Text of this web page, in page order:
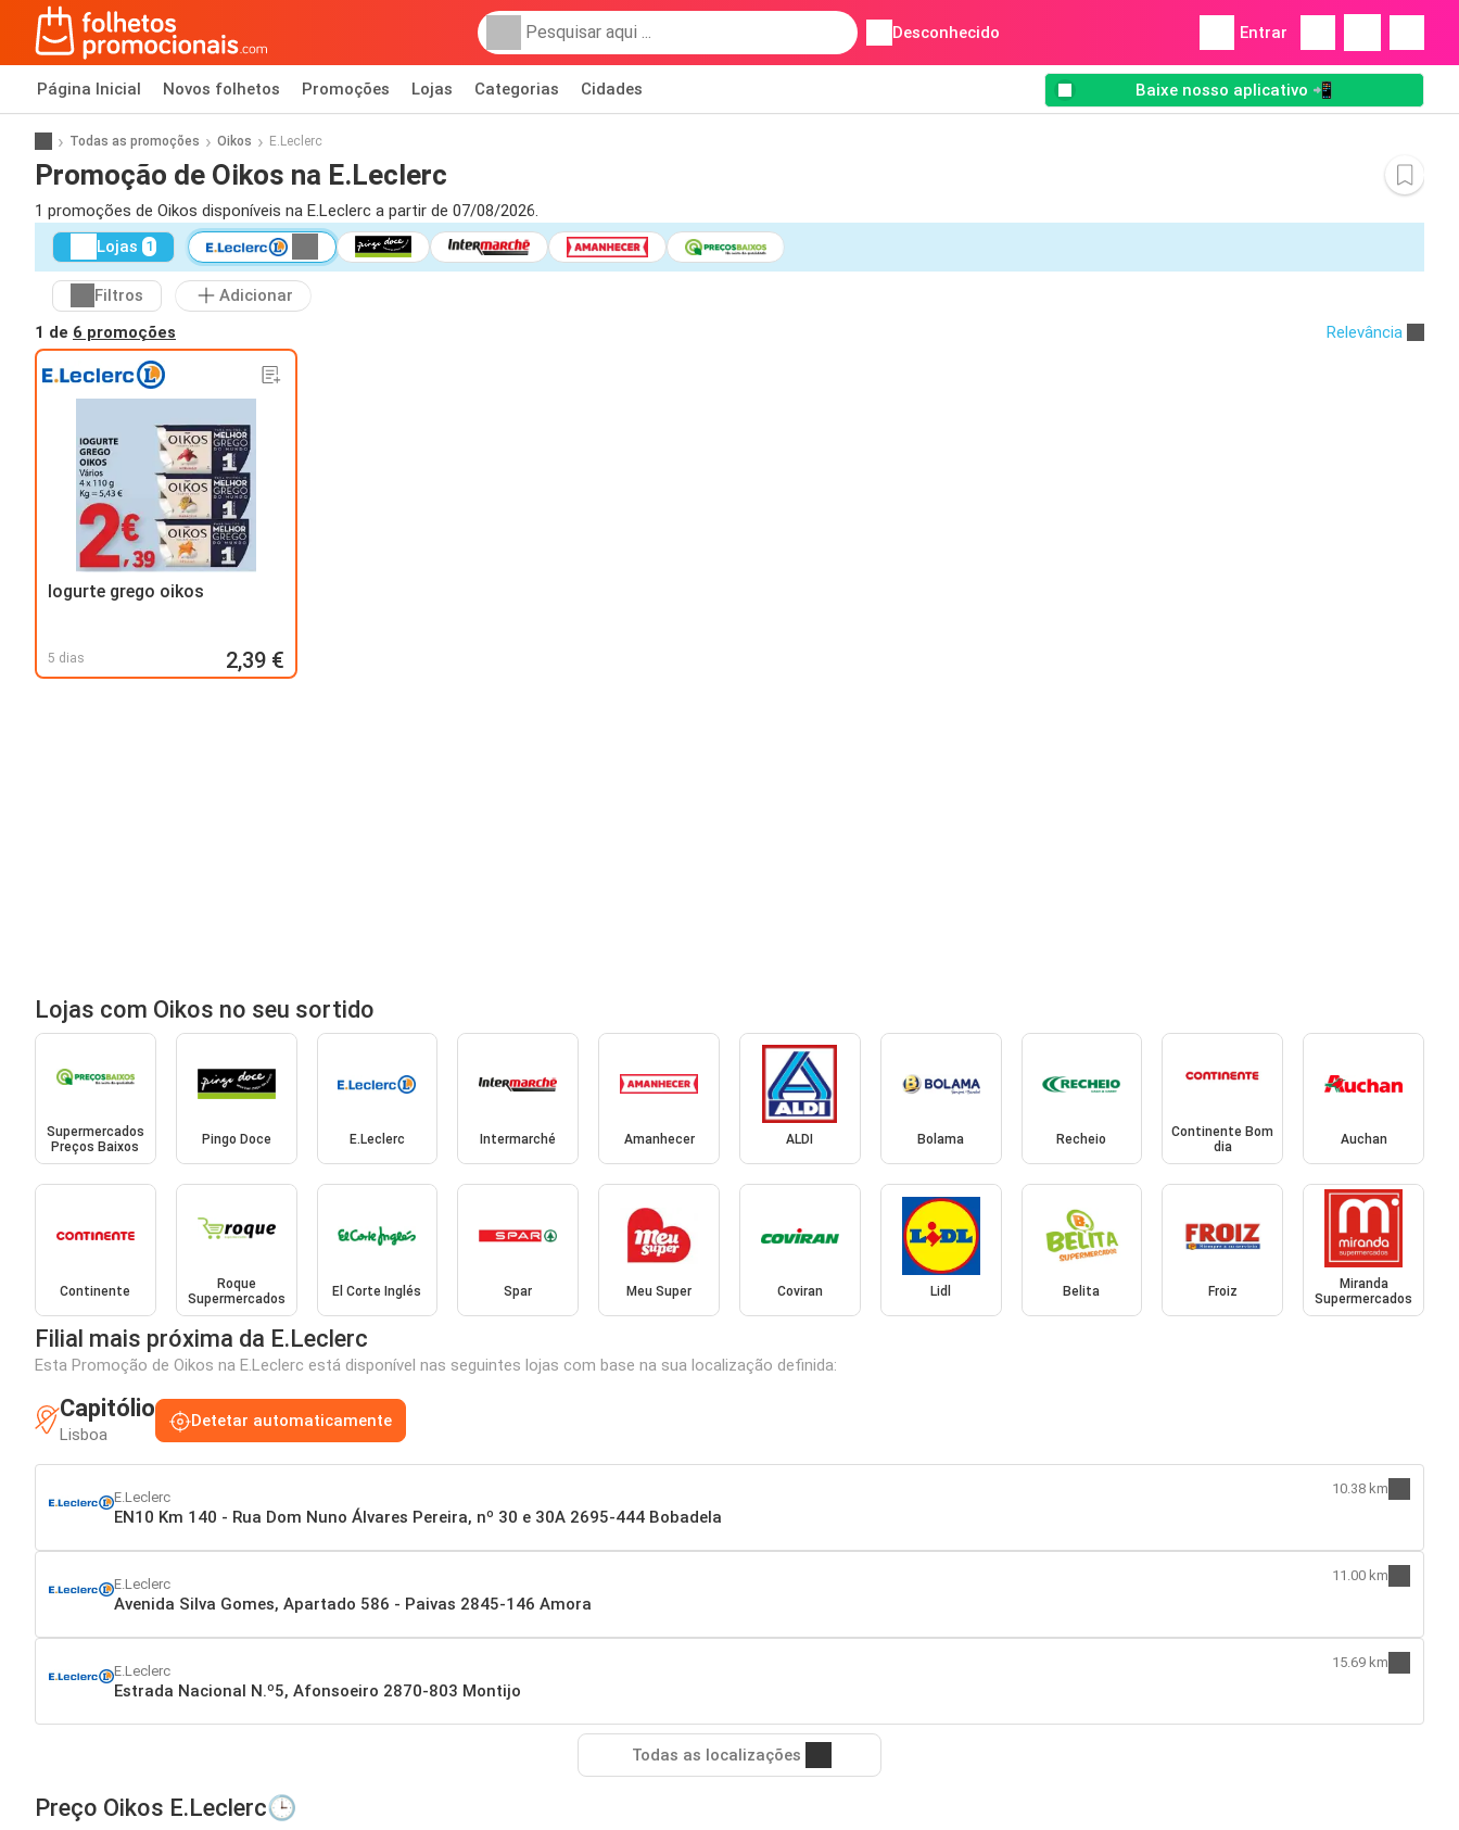
Desconhecido Entrar
Página Inicial Novos folhetos Promoções Lojas Categorias Cidades Baixe nosso aplicativo 📲
Todas as promoções Oikos E.Leclerc
Promoção de Oikos na E.Leclerc
1 promoções de Oikos disponíveis na E.Leclerc a partir de 07/08/2026.
Lojas 1
Filtros
Adicionar
1 de 6 promoções Relevância
Iogurte grego oikos
5 dias 2,39 €
Lojas com Oikos no seu sortido
Supermercados
Preços Baixos
Pingo Doce E.Leclerc Intermarché Amanhecer ALDI Bolama Recheio
Continente Bom
dia
Auchan
Continente
Roque
Supermercados
El Corte Inglés Spar Meu Super Coviran Lidl Belita Froiz
Miranda
Supermercados
Filial mais próxima da E.Leclerc
Esta Promoção de Oikos na E.Leclerc está disponível nas seguintes lojas com base na sua localização definida:
Capitólio
Lisboa
Detetar automaticamente
E.Leclerc
EN10 Km 140 - Rua Dom Nuno Álvares Pereira, nº 30 e 30A 2695-444 Bobadela
10.38 km
E.Leclerc
Avenida Silva Gomes, Apartado 586 - Paivas 2845-146 Amora
11.00 km
E.Leclerc
Estrada Nacional N.º5, Afonsoeiro 2870-803 Montijo
15.69 km
Todas as localizações
Preço Oikos E.Leclerc🕒